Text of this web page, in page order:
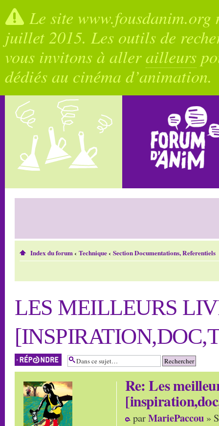
Le site
juillet 2015. Les outils de
vous invitons à allerailleurs
dédiés au cinéma d’animation.
Index du forum‹ Technique‹ Section Documentations, Referentiels
LES MEILLEURS
Répondre
Re: Les
parMariePaccou »